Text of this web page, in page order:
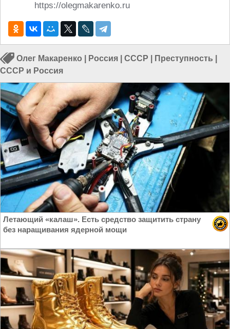
https://olegmakarenko.ru
Олег Макаренко Россия СССР Преступность
СССР и Россия
Летающий «калаш». Есть средство защитить страну
без наращивания ядерной мощи